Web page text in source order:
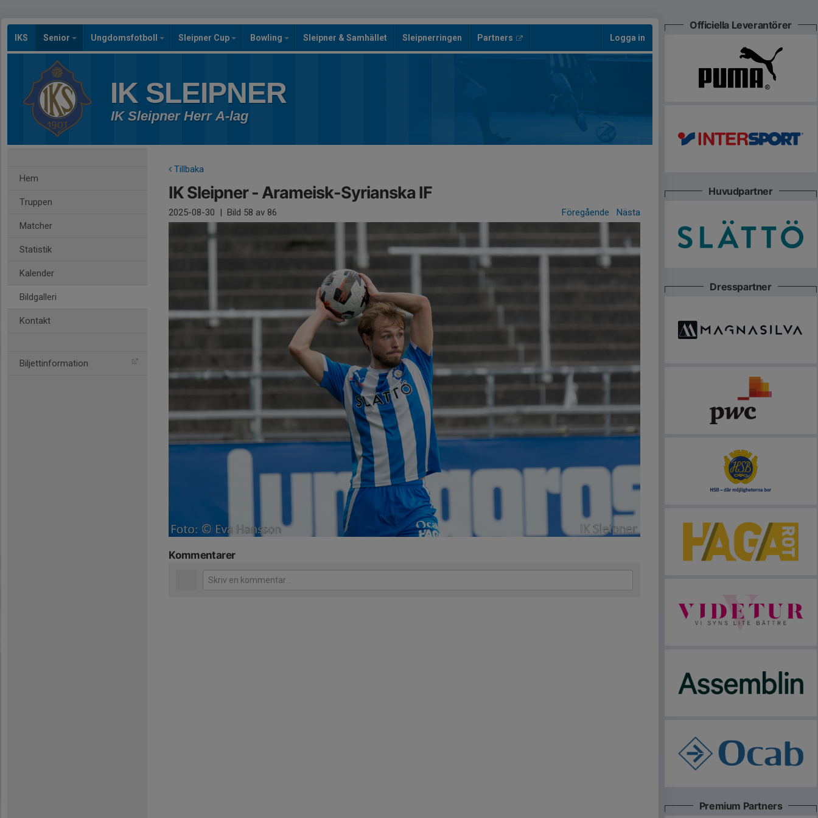
IKS Senior Ungdomsfotboll Sleipner Cup Bowling Sleipner & Samhället Sleipnerringen Partners Logga in
IK SLEIPNER
IK Sleipner Herr A-lag
Hem
Truppen
Matcher
Statistik
Kalender
Bildgalleri
Kontakt
Biljettinformation
Tillbaka
IK Sleipner - Arameisk-Syrianska IF
2025-08-30 | Bild 58 av 86 Föregående Nästa
Kommentarer
Officiella Leverantörer
Huvudpartner
Dresspartner
Premium Partners